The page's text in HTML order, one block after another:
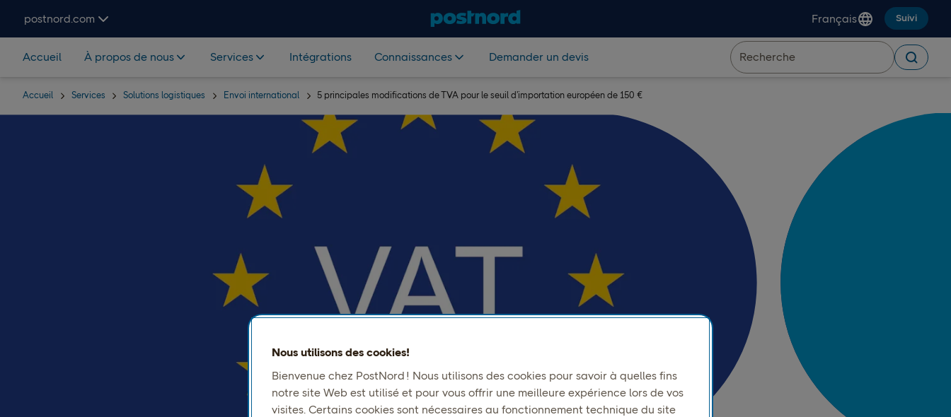
postnord.com
Français Suivi
Accueil À propos de nous Services Intégrations Connaissances Demander un devis
Accueil Services Solutions logistiques Envoi international 5 principales modifications de TVA pour le seuil d’importation européen de 150 €
Nous utilisons des cookies!
Bienvenue chez PostNord ! Nous utilisons des cookies pour savoir à quelles fins
notre site Web est utilisé et pour vous offrir une meilleure expérience lors de vos
visites. Certains cookies sont nécessaires au fonctionnement technique du site